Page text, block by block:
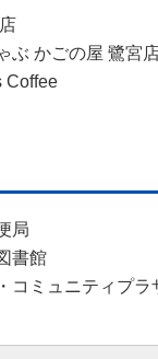
ぶ かごの屋 鷺宮
Coffee
局
書館
コミュニティプラ